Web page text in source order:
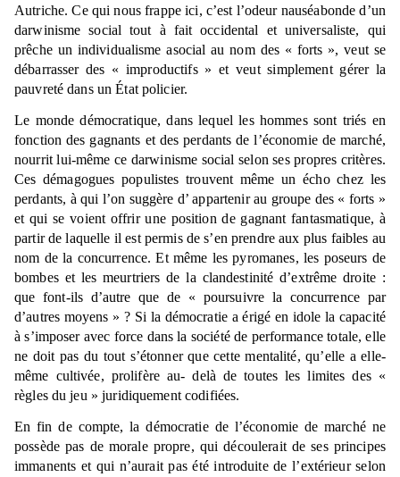
Autriche. Ce qui nous frappe ici, c’est l’odeur nauséabonde d’un
darwinisme social tout à fait occidental et universaliste, qui
prêche un individualisme asocial au nom des « forts », veut se
débarrasser des « improductifs » et veut simplement gérer la
pauvreté dans un État policier.
Le monde démocratique, dans lequel les hommes sont triés en
fonction des gagnants et des perdants de l’économie de marché,
nourrit lui-même ce darwinisme social selon ses propres critères.
Ces démagogues populistes trouvent même un écho chez les
perdants, à qui l’on suggère d’ appartenir au groupe des « forts »
et qui se voient offrir une position de gagnant fantasmatique, à
partir de laquelle il est permis de s’en prendre aux plus faibles au
nom de la concurrence. Et même les pyromanes, les poseurs de
bombes et les meurtriers de la clandestinité d’extrême droite :
que font-ils d’autre que de « poursuivre la concurrence par
d’autres moyens » ? Si la démocratie a érigé en idole la capacité
à s’imposer avec force dans la société de performance totale, elle
ne doit pas du tout s’étonner que cette mentalité, qu’elle a elle-
même cultivée, prolifère au- delà de toutes les limites des «
règles du jeu » juridiquement codifiées.
En fin de compte, la démocratie de l’économie de marché ne
possède pas de morale propre, qui découlerait de ses principes
immanents et qui n’aurait pas été introduite de l’extérieur selon